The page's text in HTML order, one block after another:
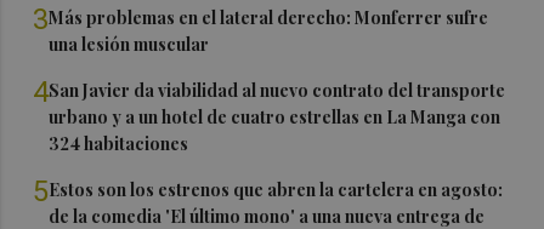
3Más problemas en el lateral derecho: Monferrer sufre
una lesión muscular
4San Javier da viabilidad al nuevo contrato del transporte
urbano y a un hotel de cuatro estrellas en La Manga con
324 habitaciones
5Estos son los estrenos que abren la cartelera en agosto:
de la comedia 'El último mono' a una nueva entrega de